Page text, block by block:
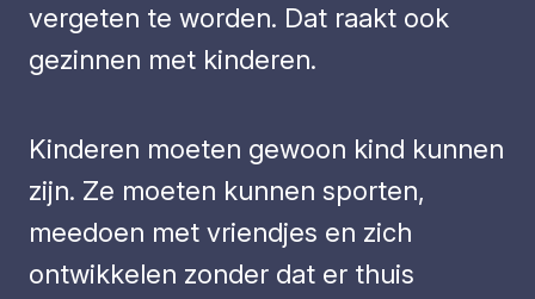
vergeten te worden. Dat raakt ook
gezinnen met kinderen.
Kinderen moeten gewoon kind kunnen
zijn. Ze moeten kunnen sporten,
meedoen met vriendjes en zich
ontwikkelen zonder dat er thuis